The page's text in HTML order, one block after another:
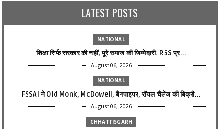
LATEST POSTS
NATIONAL
शिक्षा सिर्फ सरकार की नहीं, पूरे समाज की जिम्मेदारी: RSS प्र...
August 06, 2026
NATIONAL
FSSAI ने Old Monk, McDowell, बैगपाइपर, रॉयल चैलेंज की बिक्री...
August 06, 2026
CHHATTISGARH